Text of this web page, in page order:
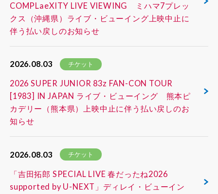
COMPLaeXITY LIVE VIEWING ミハマ7プレッ
クス（沖縄県）ライブ・ビューイング上映中止に
伴う払い戻しのお知らせ
2026.08.03 チケット
2026 SUPER JUNIOR 83z FAN-CON TOUR
[1983] IN JAPAN ライブ・ビューイング 熊本ピ
カデリー（熊本県）上映中止に伴う払い戻しのお
知らせ
2026.08.03 チケット
「吉田拓郎 SPECIAL LIVE 春だったね2026
supported by U-NEXT」ディレイ・ビューイン